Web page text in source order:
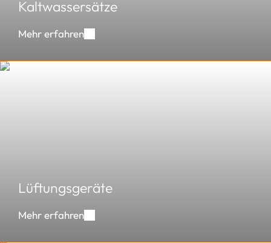
Kaltwassersätze
Mehr erfahren
Lüftungsgeräte
Lüftungsgeräte
Mehr erfahren